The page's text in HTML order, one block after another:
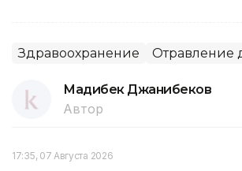
Здравоохранение Отравление
Мадибек Джанибеков
Автор
17:35, 07 Августа 2026